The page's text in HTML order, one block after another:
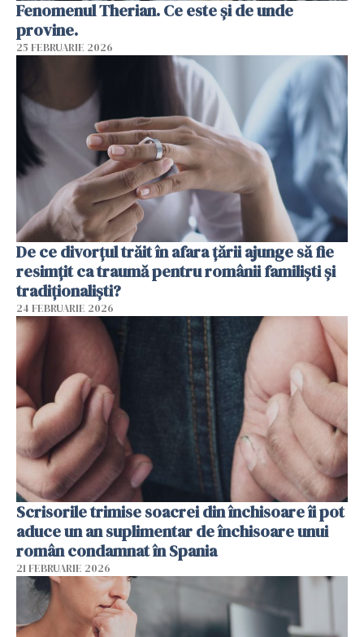
Fenomenul Therian. Ce este și de unde
provine.
25 FEBRUARIE 2026
De ce divorțul trăit în afara țării ajunge să fie
resimțit ca traumă pentru românii familiști și
tradiționaliști?
24 FEBRUARIE 2026
Scrisorile trimise soacrei din închisoare îi pot
aduce un an suplimentar de închisoare unui
român condamnat în Spania
21 FEBRUARIE 2026